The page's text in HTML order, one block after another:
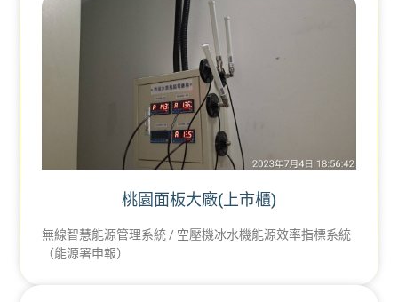
桃園面板大廠(上市櫃)
無線智慧能源管理系統 / 空壓機冰水機能源效率指標系統
（能源署申報）